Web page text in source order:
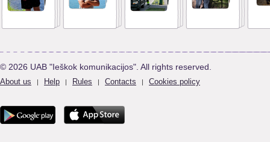
© 2026 UAB "Ieškok komunikacijos". All rights reserved.
About us | Help | Rules | Contacts | Cookies policy